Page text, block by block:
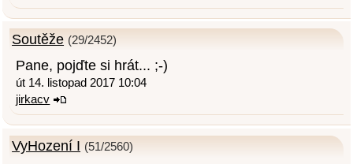
Soutěže (29/2452)
Pane, pojďte si hrát... ;-)
út 14. listopad 2017 10:04
jirkacv
VyHození I (51/2560)